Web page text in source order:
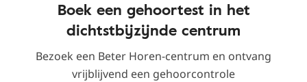
Boek een gehoortest in het
dichtstbijzijnde centrum
Bezoek een Beter Horen-centrum en ontvang
vrijblijvend een gehoorcontrole